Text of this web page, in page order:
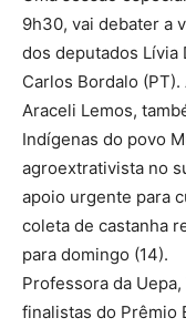
9h30, vai debater a
dos deputados Lívia
Carlos Bordalo
Araceli Lemos,
Indígenas do povo
agroextrativista no
apoio urgente para
coleta de castanha
para domingo (14).
Professora da
finalistas do Prêmio